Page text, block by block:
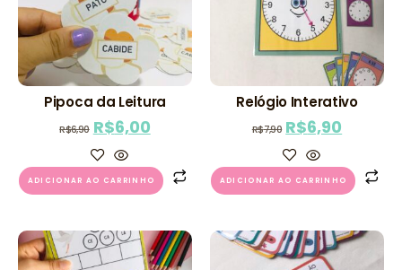
Pipoca da Leitura
R$6,90 R$6,00
ADICIONAR AO CARRINHO
Relógio Interativo
R$7,90 R$6,90
ADICIONAR AO CARRINHO